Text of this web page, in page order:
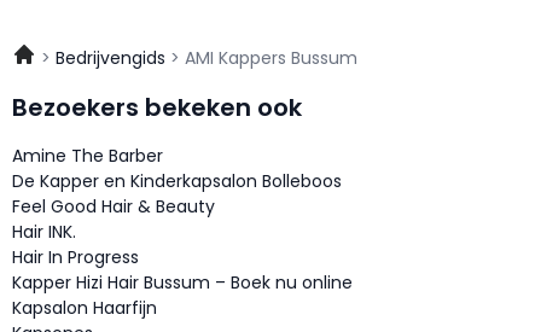
Bedrijvengids AMI Kappers Bussum
Bezoekers bekeken ook
Amine The Barber
De Kapper en Kinderkapsalon Bolleboos
Feel Good Hair & Beauty
Hair INK.
Hair In Progress
Kapper Hizi Hair Bussum – Boek nu online
Kapsalon Haarfijn